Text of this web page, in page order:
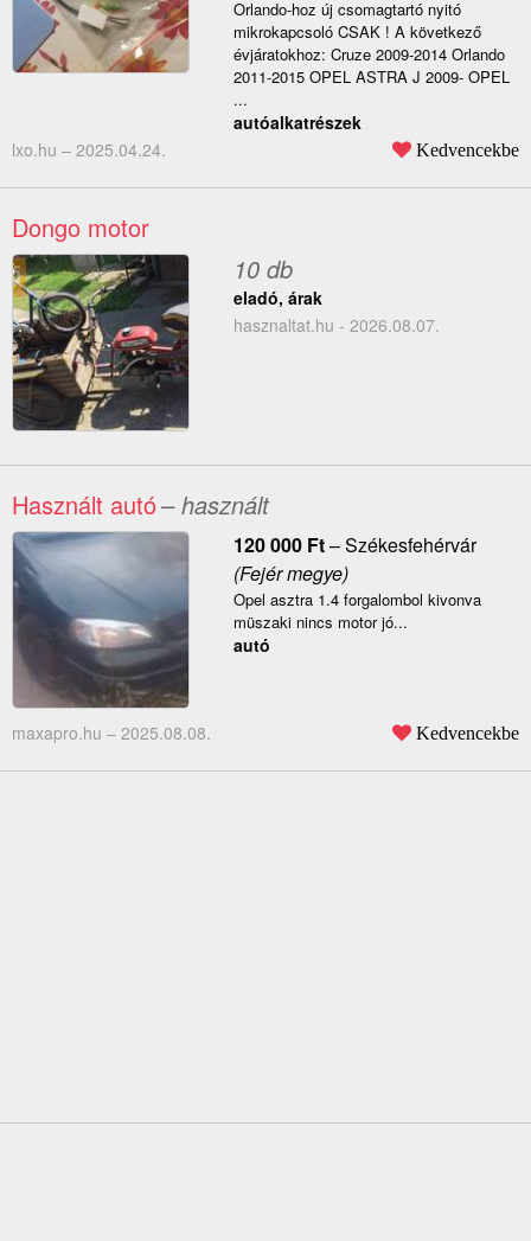
Orlando-hoz új csomagtartó nyitó
mikrokapcsoló CSAK ! A következő
évjáratokhoz: Cruze 2009-2014 Orlando
2011-2015 OPEL ASTRA J 2009- OPEL
...
autóalkatrészek
lxo.hu – 2025.04.24. Kedvencekbe
Dongo motor
10 db
eladó, árak
hasznaltat.hu - 2026.08.07.
Használt autó– használt
120 000 Ft–Székesfehérvár
(Fejér megye)
Opel asztra 1.4 forgalombol kivonva
müszaki nincs motor jó...
autó
maxapro.hu – 2025.08.08. Kedvencekbe